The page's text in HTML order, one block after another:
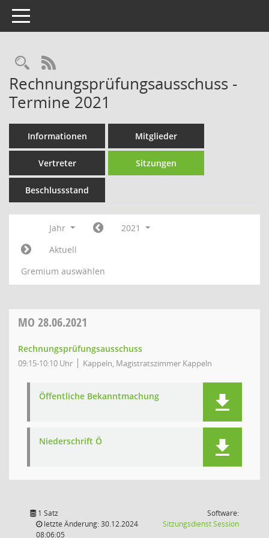
Toggle navigation
Rechercheauswahl
RSS-Feed
Rechnungsprüfungsausschuss -
Termine 2021
Informationen Mitglieder
Vertreter Sitzungen
Beschlussstand
Jahr
2021
Aktuell
Gremium auswählen
MO 28.06.2021
Rechnungsprüfungsausschuss
09:15-10:10 Uhr Kappeln, Magistratszimmer Kappeln
Öffentliche Bekanntmachung
Niederschrift Ö
1 Satz
letzte Änderung: 30.12.2024
08:06:05
Software:
SitzungsdienstSession(Wird in